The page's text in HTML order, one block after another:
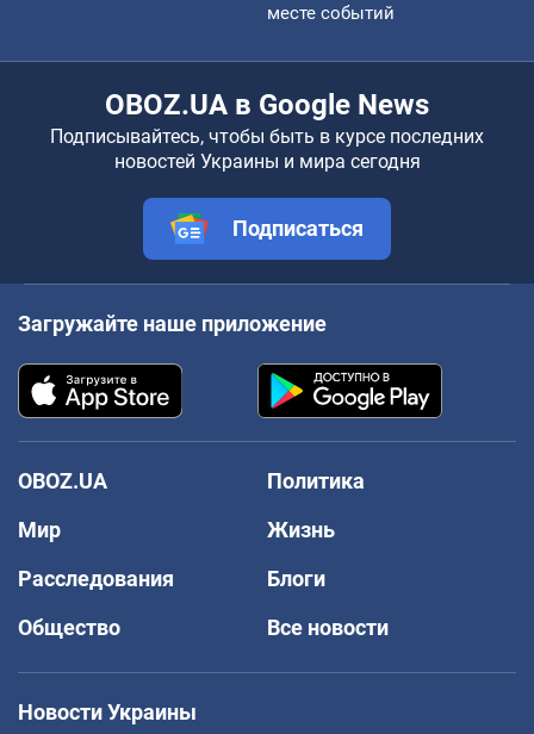
месте событий
OBOZ.UA в Google News
Подписывайтесь, чтобы быть в курсе последних
новостей Украины и мира сегодня
Подписаться
Загружайте наше приложение
OBOZ.UA
Политика
Мир
Жизнь
Расследования
Блоги
Общество
Все новости
Новости Украины